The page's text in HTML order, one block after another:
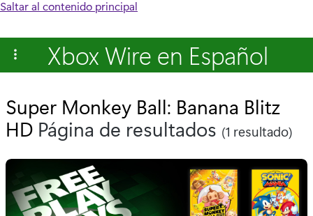
Saltar al contenido principal
Xbox Wire en Español
Super Monkey Ball: Banana Blitz
HD Página de resultados (1 resultado)